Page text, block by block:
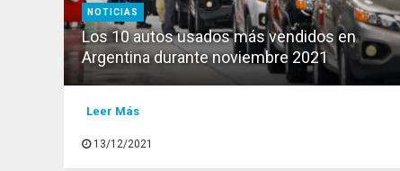
NOTICIAS
Los 10 autos usados más vendidos en
Argentina durante noviembre 2021
Leer Más
13/12/2021